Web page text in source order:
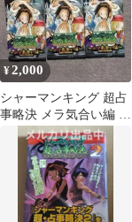
¥2,000
シャーマンキング 超占
事略決 メラ気合い編 未
開封3パック